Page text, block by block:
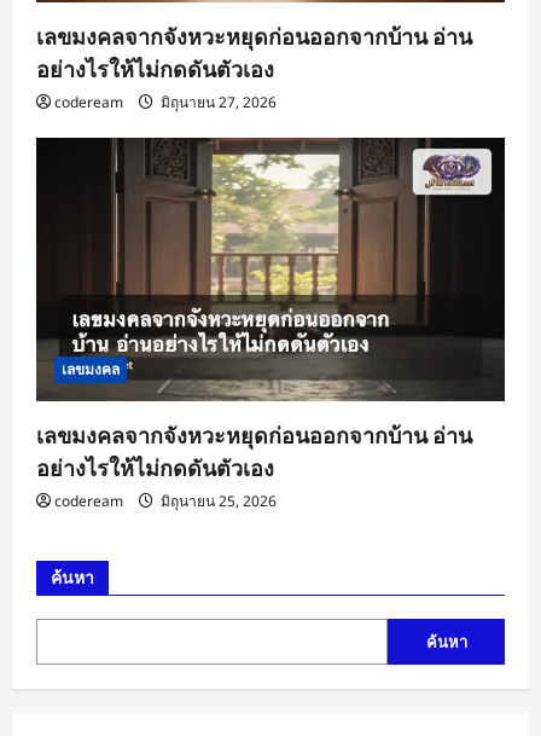
เลขมงคลจากจังหวะหยุดก่อนออกจากบ้าน อ่าน
อย่างไรให้ไม่กดดันตัวเอง
codeream มิถุนายน 27, 2026
เลขมงคล
เลขมงคลจากจังหวะหยุดก่อนออกจากบ้าน อ่าน
อย่างไรให้ไม่กดดันตัวเอง
codeream มิถุนายน 25, 2026
ค้นหา
ค้นหา